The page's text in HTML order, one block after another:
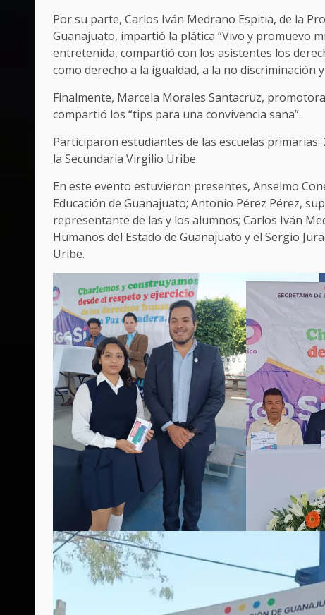
Por su parte, Carlos Iván Medrano Espitia, de la
Guanajuato, impartió la plática “Vivo y promuevo
entretenida, compartió con los asistentes los
como derecho a la igualdad, a la no discriminación
Finalmente, Marcela Morales Santacruz,
compartió los “tips para una convivencia sana”.
Participaron estudiantes de las escuelas
la Secundaria Virgilio Uribe.
En este evento estuvieron presentes, Anselmo
Educación de Guanajuato; Antonio Pérez Pérez,
representante de las y los alumnos; Carlos Iván
Humanos del Estado de Guanajuato y el Sergio
Uribe.